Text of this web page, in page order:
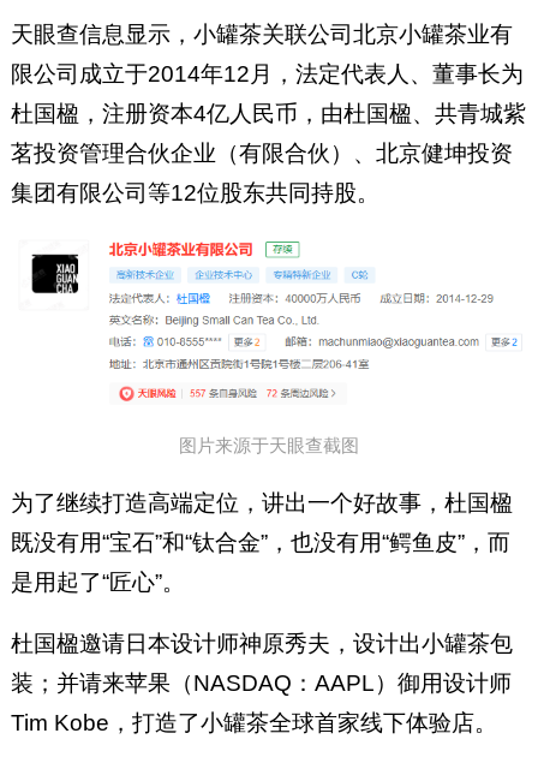
天眼查信息显示，小罐茶关联公司北京小罐茶业有
限公司成立于2014年12月，法定代表人、董事长为
杜国楹，注册资本4亿人民币，由杜国楹、共青城紫
茗投资管理合伙企业（有限合伙）、北京健坤投资
集团有限公司等12位股东共同持股。
图片来源于天眼查截图
为了继续打造高端定位，讲出一个好故事，杜国楹
既没有用“宝石”和“钛合金”，也没有用“鳄鱼皮”，而
是用起了“匠心”。
杜国楹邀请日本设计师神原秀夫，设计出小罐茶包
装；并请来苹果（NASDAQ：AAPL）御用设计师
Tim Kobe，打造了小罐茶全球首家线下体验店。